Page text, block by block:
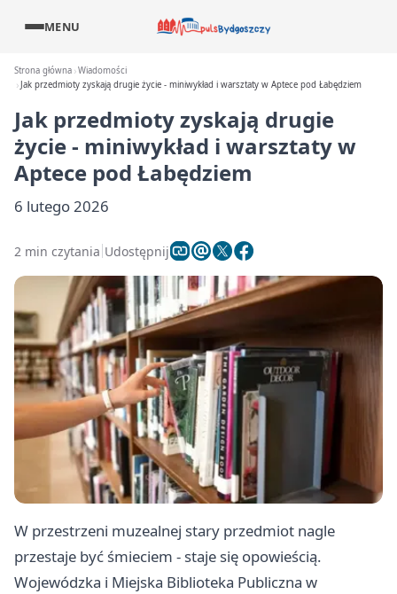
MENU
Strona główna Wiadomości
Jak przedmioty zyskają drugie życie - miniwykład i warsztaty w Aptece pod Łabędziem
Jak przedmioty zyskają drugie
życie - miniwykład i warsztaty w
Aptece pod Łabędziem
6 lutego 2026
2 min czytania Udostępnij
W przestrzeni muzealnej stary przedmiot nagle
przestaje być śmieciem - staje się opowieścią.
Wojewódzka i Miejska Biblioteka Publiczna w